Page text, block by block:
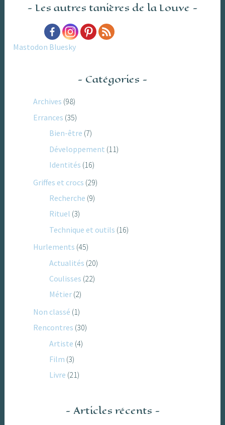
Les autres tanières de la Louve
Mastodon Bluesky
Catégories
Archives (98)
Errances (35)
Bien-être (7)
Développement (11)
Identités (16)
Griffes et crocs (29)
Recherche (9)
Rituel (3)
Technique et outils (16)
Hurlements (45)
Actualités (20)
Coulisses (22)
Métier (2)
Non classé (1)
Rencontres (30)
Artiste (4)
Film (3)
Livre (21)
Articles récents